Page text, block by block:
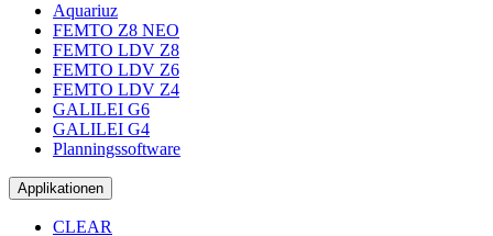
Aquariuz
FEMTO Z8 NEO
FEMTO LDV Z8
FEMTO LDV Z6
FEMTO LDV Z4
GALILEI G6
GALILEI G4
Planningssoftware
Applikationen
CLEAR